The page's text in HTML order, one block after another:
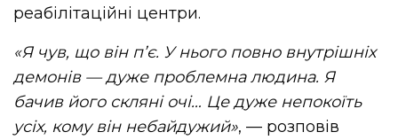
реабілітаційні центри.
«Я чув, що він п’є. У нього повно внутрішніх
демонів — дуже проблемна людина. Я
бачив його скляні очі… Це дуже непокоїть
усіх, кому він небайдужий», — розповів